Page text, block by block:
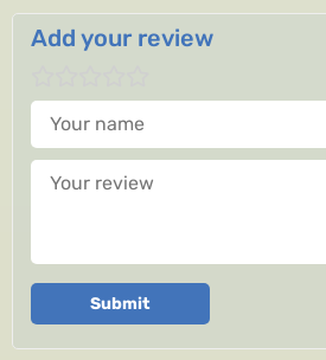
Add your review
Your name
Your review
Submit